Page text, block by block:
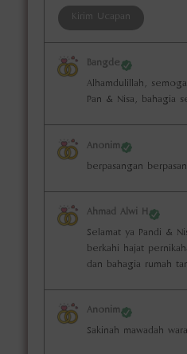
Bangde
Alhamdulillah,
Pan & Nisa, bahagia
Anonim
berpasangan
Ahmad Alwi H
Selamat ya Pandi &
berkahi hajat
dan bahagia rumah
Anonim
Sakinah mawadah